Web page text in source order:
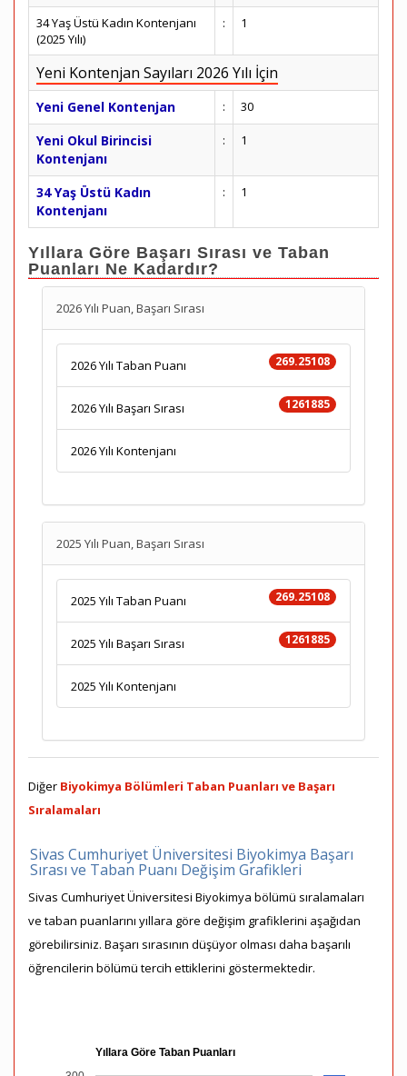
34 Yaş Üstü Kadın Kontenjanı
(2025 Yılı)
: 1
Yeni Kontenjan Sayıları 2026 Yılı İçin
Yeni Genel Kontenjan : 30
Yeni Okul Birincisi
Kontenjanı
: 1
34 Yaş Üstü Kadın
Kontenjanı
: 1
Yıllara Göre Başarı Sırası ve Taban
Puanları Ne Kadardır?
2026 Yılı Puan, Başarı Sırası
269.25108
2026 Yılı Taban Puanı
1261885
2026 Yılı Başarı Sırası
2026 Yılı Kontenjanı
2025 Yılı Puan, Başarı Sırası
269.25108
2025 Yılı Taban Puanı
1261885
2025 Yılı Başarı Sırası
2025 Yılı Kontenjanı
Diğer Biyokimya Bölümleri Taban Puanları ve Başarı
Sıralamaları
Sivas Cumhuriyet Üniversitesi Biyokimya Başarı
Sırası ve Taban Puanı Değişim Grafikleri
Sivas Cumhuriyet Üniversitesi Biyokimya bölümü sıralamaları
ve taban puanlarını yıllara göre değişim grafiklerini aşağıdan
görebilirsiniz. Başarı sırasının düşüyor olması daha başarılı
öğrencilerin bölümü tercih ettiklerini göstermektedir.
Yıllara Göre Taban Puanları